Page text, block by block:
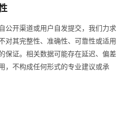
公开渠道或用户自发提交，我们力求
对其完整性、准确性、可靠性或适用
保证。相关数据可能存在延迟、偏差
，不构成任何形式的专业建议或承